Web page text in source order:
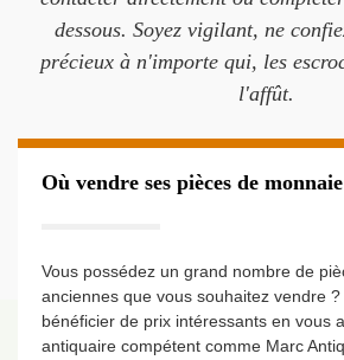
dessous. Soyez vigilant, ne
précieux à n'importe qui, les
l'affût.
Où vendre ses pièces de
Vous possédez un grand nombre de
anciennes que vous souhaitez vendre
bénéficier de prix intéressants en vous
antiquaire compétent comme Marc